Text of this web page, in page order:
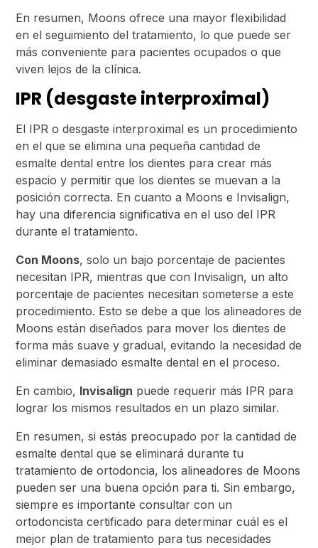
En resumen, Moons ofrece una mayor flexibilidad
en el seguimiento del tratamiento, lo que puede ser
más conveniente para pacientes ocupados o que
viven lejos de la clínica.
IPR (desgaste interproximal)
El IPR o desgaste interproximal es un procedimiento
en el que se elimina una pequeña cantidad de
esmalte dental entre los dientes para crear más
espacio y permitir que los dientes se muevan a la
posición correcta. En cuanto a Moons e Invisalign,
hay una diferencia significativa en el uso del IPR
durante el tratamiento.
Con Moons, solo un bajo porcentaje de pacientes
necesitan IPR, mientras que con Invisalign, un alto
porcentaje de pacientes necesitan someterse a este
procedimiento. Esto se debe a que los alineadores de
Moons están diseñados para mover los dientes de
forma más suave y gradual, evitando la necesidad de
eliminar demasiado esmalte dental en el proceso.
En cambio, Invisalign puede requerir más IPR para
lograr los mismos resultados en un plazo similar.
En resumen, si estás preocupado por la cantidad de
esmalte dental que se eliminará durante tu
tratamiento de ortodoncia, los alineadores de Moons
pueden ser una buena opción para ti. Sin embargo,
siempre es importante consultar con un
ortodoncista certificado para determinar cuál es el
mejor plan de tratamiento para tus necesidades